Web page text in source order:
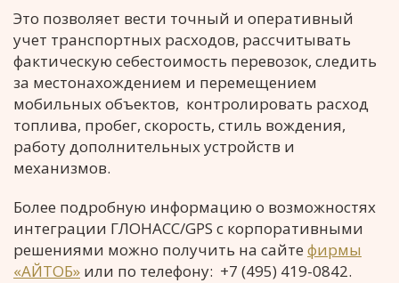
Это позволяет вести точный и оперативный
учет транспортных расходов, рассчитывать
фактическую себестоимость перевозок, следить
за местонахождением и перемещением
мобильных объектов, контролировать расход
топлива, пробег, скорость, стиль вождения,
работу дополнительных устройств и
механизмов.
Более подробную информацию о возможностях
интеграции ГЛОНАСС/GPS с корпоративными
решениями можно получить на сайте фирмы
«АЙТОБ» или по телефону: +7 (495) 419-0842.